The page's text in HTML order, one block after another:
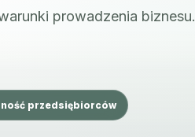
prowadzenia biznesu.
przedsiębiorców